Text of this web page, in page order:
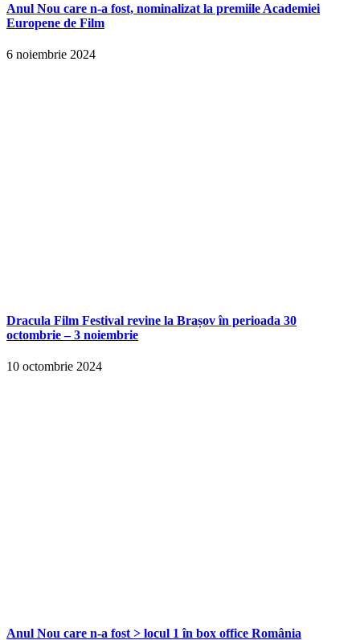
Anul Nou care n-a fost, nominalizat la premiile Academiei
Europene de Film
6 noiembrie 2024
Dracula Film Festival revine la Brașov în perioada 30
octombrie – 3 noiembrie
10 octombrie 2024
Anul Nou care n-a fost > locul 1 în box office România